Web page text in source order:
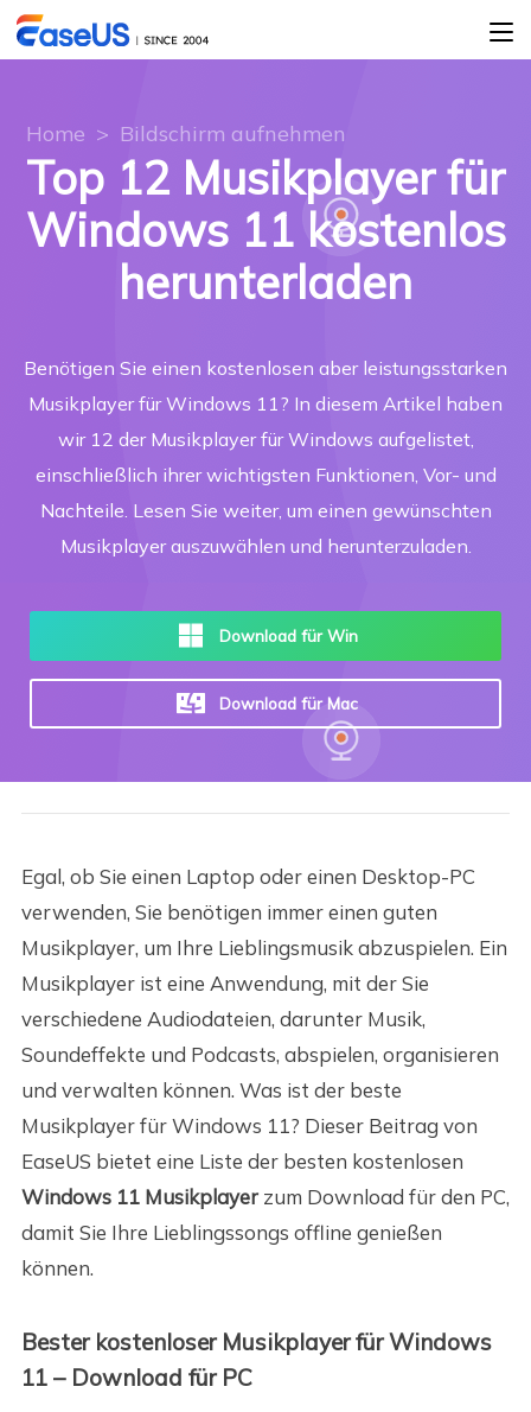
Home > Bildschirm aufnehmen
Top 12 Musikplayer für
Windows 11 kostenlos
herunterladen
Benötigen Sie einen kostenlosen aber leistungsstarken
Musikplayer für Windows 11? In diesem Artikel haben
wir 12 der Musikplayer für Windows aufgelistet,
einschließlich ihrer wichtigsten Funktionen, Vor- und
Nachteile. Lesen Sie weiter, um einen gewünschten
Musikplayer auszuwählen und herunterzuladen.
Download für Win
Download für Mac
Egal, ob Sie einen Laptop oder einen Desktop-PC
verwenden, Sie benötigen immer einen guten
Musikplayer, um Ihre Lieblingsmusik abzuspielen. Ein
Musikplayer ist eine Anwendung, mit der Sie
verschiedene Audiodateien, darunter Musik,
Soundeffekte und Podcasts, abspielen, organisieren
und verwalten können. Was ist der beste
Musikplayer für Windows 11? Dieser Beitrag von
EaseUS bietet eine Liste der besten kostenlosen
Windows 11 Musikplayerzum Download für den PC,
damit Sie Ihre Lieblingssongs offline genießen
können.
Bester kostenloser Musikplayer für Windows
11 – Download für PC